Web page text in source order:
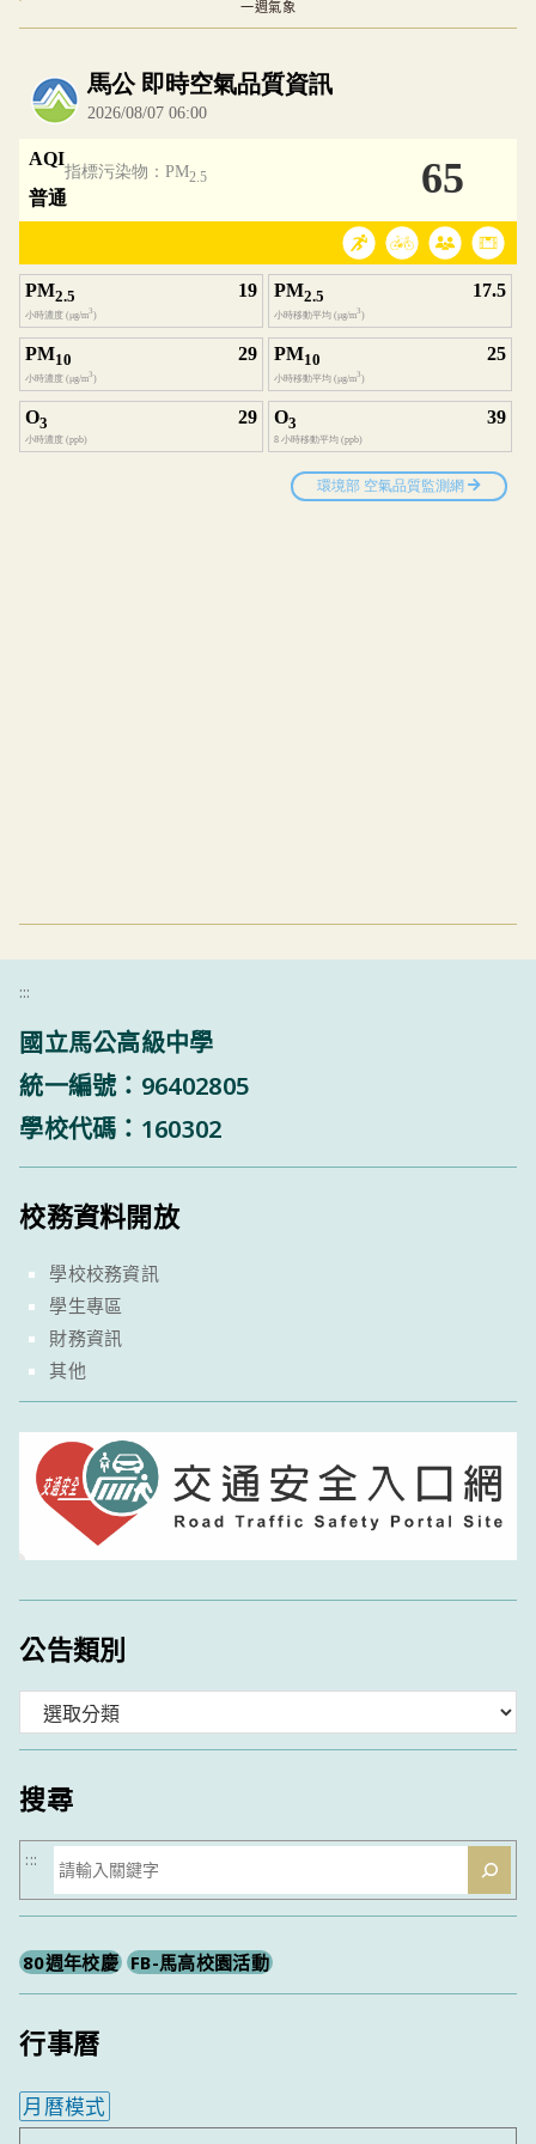
一週氣象
內嵌空氣品質小工具為視覺預覽，完整即時空
:::
國立馬公高級中學
統一編號：96402805
學校代碼：160302
校務資料開放
學校校務資訊
學生專區
財務資訊
其他
公告類別
類
搜尋
搜
尋
:::
80週年校慶 FB-馬高校園活動
行事曆
月曆模式